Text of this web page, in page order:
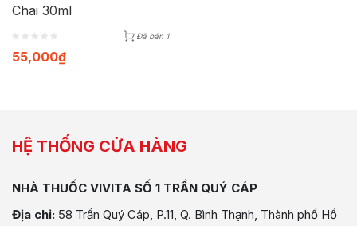
Chai 30ml
Đã bán 1
55,000₫
HỆ THỐNG CỬA HÀNG
NHÀ THUỐC VIVITA SỐ 1 TRẦN QUÝ CÁP
Địa chỉ: 58 Trần Quý Cáp, P.11, Q. Bình Thạnh, Thành phố Hồ